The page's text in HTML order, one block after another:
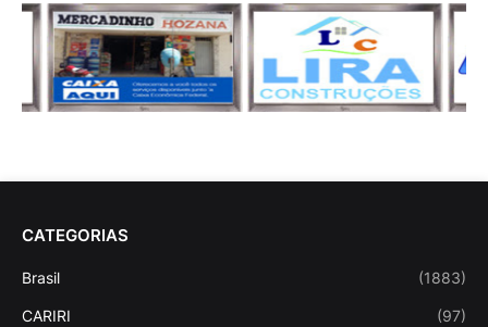
CATEGORIAS
Brasil (1883)
CARIRI (97)